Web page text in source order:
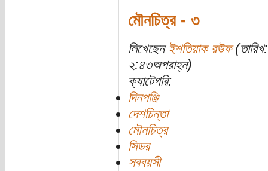
মৌনচিত্র - ৩
লিখেছেন ইশতিয়াক রউফ
২:৪৩অপরাহ্ন)
ক্যাটেগরি:
দিনপঞ্জি
দেশচিন্তা
মৌনচিত্র
সিডর
সববয়সী